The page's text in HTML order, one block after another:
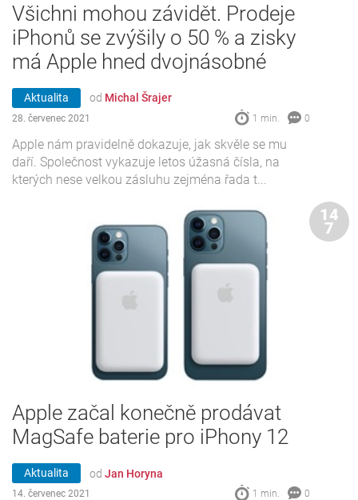
Všichni mohou závidět. Prodeje
iPhonů se zvýšily o 50 % a zisky
má Apple hned dvojnásobné
Aktualita od Michal Šrajer
28. červenec 2021 1 min. 0
Apple nám pravidelně dokazuje, jak skvěle se mu
daří. Společnost vykazuje letos úžasná čísla, na
kterých nese velkou zásluhu zejména řada t...
Apple začal konečně prodávat
MagSafe baterie pro iPhony 12
Aktualita od Jan Horyna
14. červenec 2021 1 min. 0
14
7